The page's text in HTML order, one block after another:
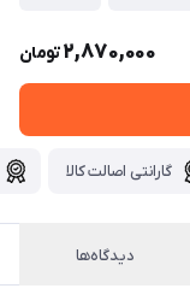
2,870,000تومان
گارانتی اصالت کالا
دیدگاه‌ها